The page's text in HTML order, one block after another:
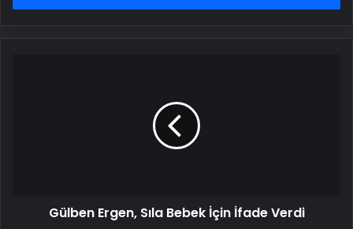
Gülben Ergen, Sıla Bebek İçin İfade Verdi